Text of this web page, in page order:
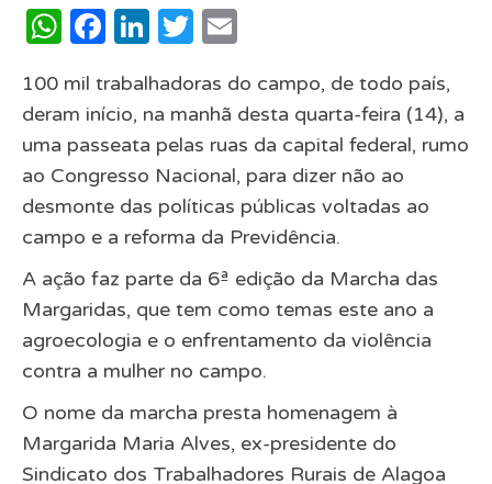
WhatsApp
Facebook
LinkedIn
Twitter
100 mil trabalhadoras do campo, de todo país,
deram início, na manhã desta quarta-feira (14), a
uma passeata pelas ruas da capital federal, rumo
ao Congresso Nacional, para dizer não ao
desmonte das políticas públicas voltadas ao
campo e a reforma da Previdência.
A ação faz parte da 6ª edição da Marcha das
Margaridas, que tem como temas este ano a
agroecologia e o enfrentamento da violência
contra a mulher no campo.
O nome da marcha presta homenagem à
Margarida Maria Alves, ex-presidente do
Sindicato dos Trabalhadores Rurais de Alagoa